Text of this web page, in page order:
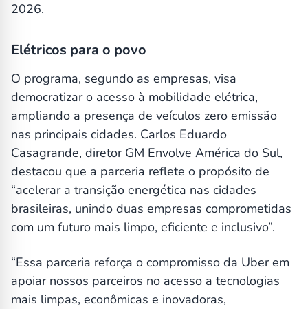
2026.
Elétricos para o povo
O programa, segundo as empresas, visa
democratizar o acesso à mobilidade elétrica,
ampliando a presença de veículos zero emissão
nas principais cidades. Carlos Eduardo
Casagrande, diretor GM Envolve América do Sul,
destacou que a parceria reflete o propósito de
“acelerar a transição energética nas cidades
brasileiras, unindo duas empresas comprometidas
com um futuro mais limpo, eficiente e inclusivo”.
“Essa parceria reforça o compromisso da Uber em
apoiar nossos parceiros no acesso a tecnologias
mais limpas, econômicas e inovadoras,